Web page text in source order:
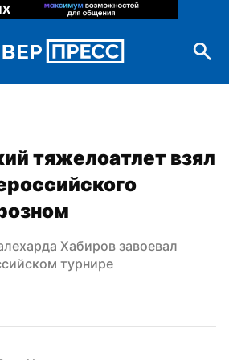
тяжелоатлет взял
Хабиров завоевал
турнире